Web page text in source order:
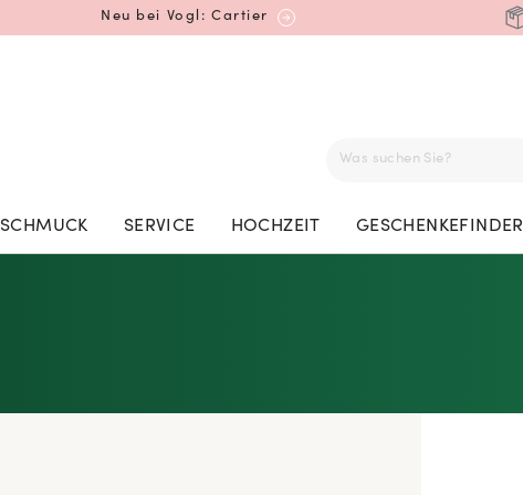
Mehr erfahren: Ikonische Uhren von Cartier
SCHMUCK SERVICE HOCHZEIT GESCHENKEFINDER